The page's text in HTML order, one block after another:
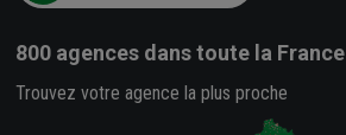
800 agences dans toute la France
Trouvez votre agence la plus proche